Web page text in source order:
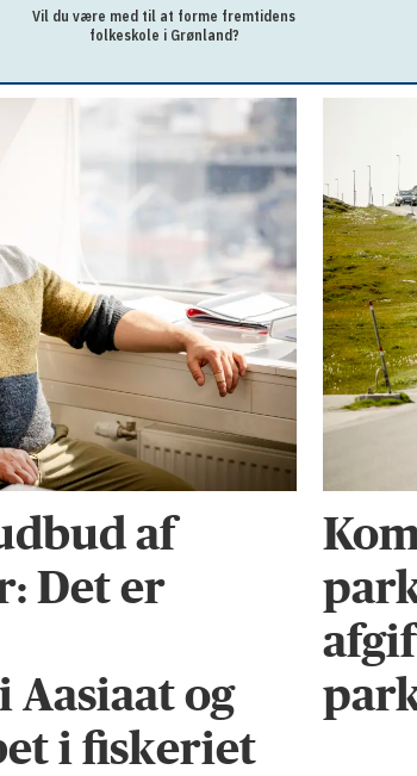
Vil du være med til at forme fremtidens
folkeskole i Grønland?
af
Det er
Aasiaat og
i fiskeriet